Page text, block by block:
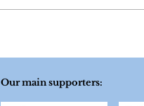
Our main supporters: